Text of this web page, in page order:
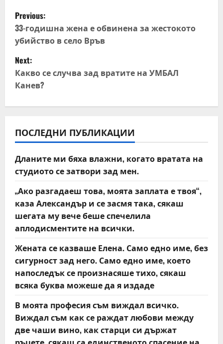
P
o
s
t
n
v
i
g
a
t
i
o
n
Previous:
33-годишна жена е обвинена за жестокото
убийство в село Връв
Next:
Какво се случва зад вратите на УМБАЛ
Канев?
ПОСЛЕДНИ ПУБЛИКАЦИИ
Дланите ми бяха влажни, когато вратата на
студиото се затвори зад мен.
„Ако разгадаеш това, моята заплата е твоя“,
каза Александър и се засмя така, сякаш
шегата му вече беше спечелила
аплодисментите на всички.
Жената се казваше Елена. Само едно име, без
сигурност зад него. Само едно име, което
напоследък се произнасяше тихо, сякаш
всяка буква можеше да я издаде
В моята професия съм виждал всичко.
Виждал съм как се раждат любови между
две чаши вино, как старци си държат